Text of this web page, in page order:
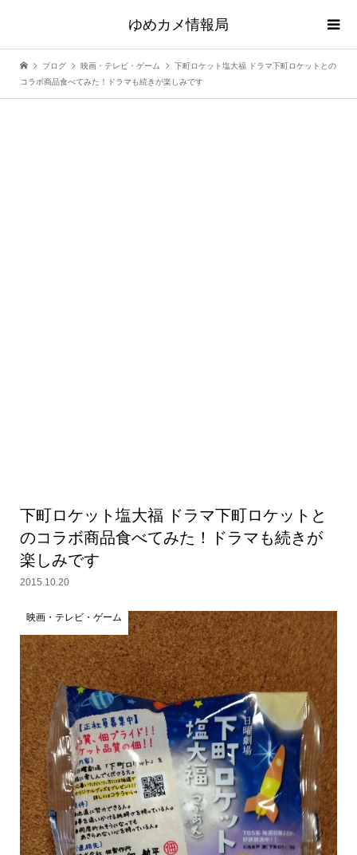
ゆめカメ情報局
ブログ 映画・テレビ・ゲーム
下町ロケット塩大福 ドラマ下町ロケットとの
コラボ商品食べてみた！ドラマも続きが楽しみです
下町ロケット塩大福 ドラマ下町ロケットと
のコラボ商品食べてみた！ドラマも続きが
楽しみです
2015.10.20
映画・テレビ・ゲーム